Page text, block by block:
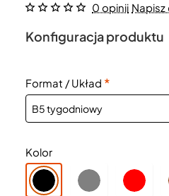
0 opinii Napisz
Konfiguracja produktu
Format / Układ
Kolor